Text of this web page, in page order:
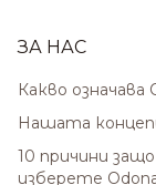
ЗА НАС
Какво
Нашата
10 причини
изберете